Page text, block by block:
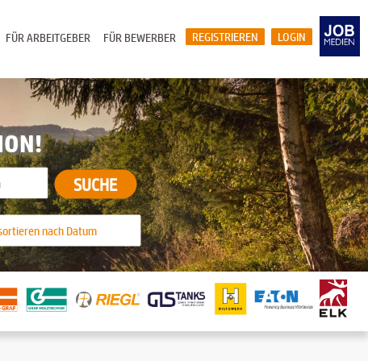
LOGIN
REGISTRIEREN
FÜR BEWERBER
FÜR ARBEITGEBER
SUCHE